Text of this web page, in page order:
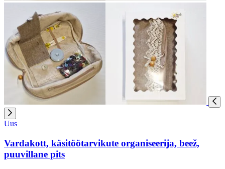
Uus
Vardakott, käsitöötarvikute organiseerija, beež,
puuvillane pits